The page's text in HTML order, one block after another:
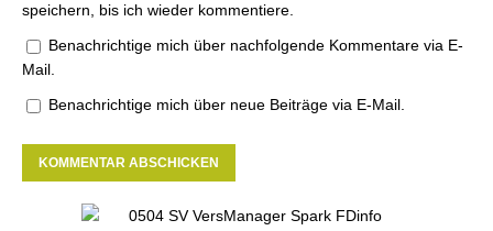
speichern, bis ich wieder kommentiere.
Benachrichtige mich über nachfolgende Kommentare via E-
Mail.
Benachrichtige mich über neue Beiträge via E-Mail.